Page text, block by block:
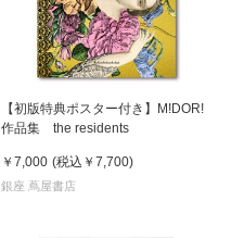
【初版特典ポスター付き】M!DOR!
作品集 the residents
￥7,000 (税込 ￥7,700)
銀座 蔦屋書店